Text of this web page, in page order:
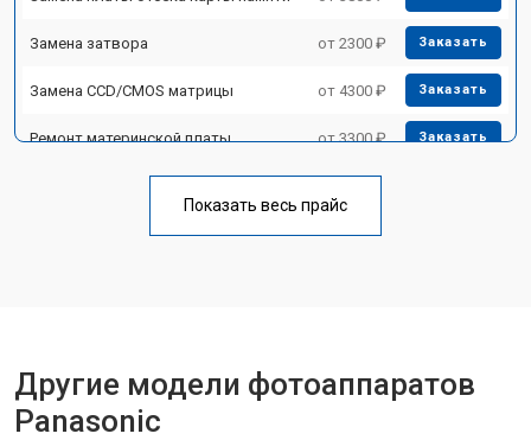
Замена затвора от 2300 ₽ Заказать
Замена CCD/CMOS матрицы от 4300 ₽ Заказать
Ремонт материнской платы от 3300 ₽ Заказать
Показать весь прайс
Другие модели фотоаппаратов
Panasonic